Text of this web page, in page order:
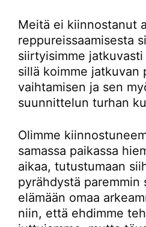
Meitä ei kiinnostanut
reppureissaamisesta
siirtyisimme
sillä koimme jatkuvan
vaihtamisen ja sen
suunnittelun turhan
Olimme
samassa paikassa
aikaa, tutustumaan
pyrähdystä paremmin
elämään omaa
niin, että ehdimme